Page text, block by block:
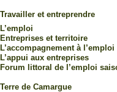
Travailler et entreprendre
L’emploi
Entreprises et territoire
L’accompagnement à l’emploi
L’appui aux entreprises
Forum littoral de l’emploi
Terre de Camargue